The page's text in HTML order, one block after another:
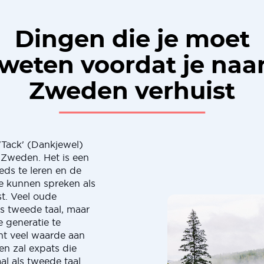
Dingen die je moet
voordat je
Zweden verhuist
(Dankjewel)
Het is een
te leren en de
kunnen spreken als
Veel oude
tweede taal, maar
generatie te
veel waarde aan
zal expats die
als tweede taal